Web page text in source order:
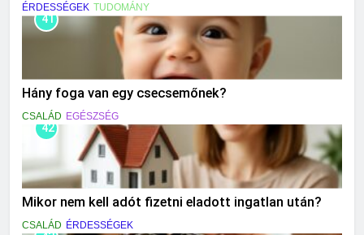
ÉRDESSÉGEK TUDOMÁNY
41
Hány foga van egy csecsemőnek?
CSALÁD EGÉSZSÉG
42
Mikor nem kell adót fizetni eladott ingatlan után?
CSALÁD ÉRDESSÉGEK